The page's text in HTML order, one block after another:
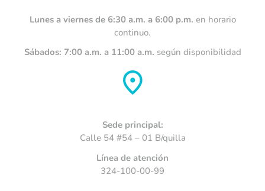
Lunes a viernes de 6:30 a.m. a 6:00 p.m. en horario
continuo.
Sábados: 7:00 a.m. a 11:00 a.m. según disponibilidad
Sede principal:
Calle 54 #54 – 01 B/quilla
Línea de atención
324-100-00-99